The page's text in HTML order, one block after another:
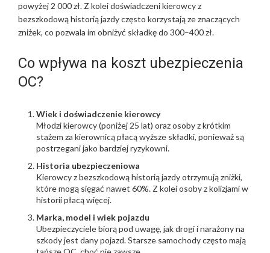
powyżej 2 000 zł. Z kolei doświadczeni kierowcy z
bezszkodową historią jazdy często korzystają ze znaczących
zniżek, co pozwala im obniżyć składkę do 300–400 zł.
Co wpływa na koszt ubezpieczenia
OC?
Wiek i doświadczenie kierowcy
Młodzi kierowcy (poniżej 25 lat) oraz osoby z krótkim
stażem za kierownicą płacą wyższe składki, ponieważ są
postrzegani jako bardziej ryzykowni.
Historia ubezpieczeniowa
Kierowcy z bezszkodową historią jazdy otrzymują zniżki,
które mogą sięgać nawet 60%. Z kolei osoby z kolizjami w
historii płacą więcej.
Marka, model i wiek pojazdu
Ubezpieczyciele biorą pod uwagę, jak drogi i narażony na
szkody jest dany pojazd. Starsze samochody często mają